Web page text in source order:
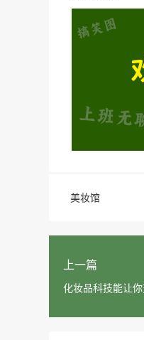
美妆馆
上一篇
化妆品科技能让你